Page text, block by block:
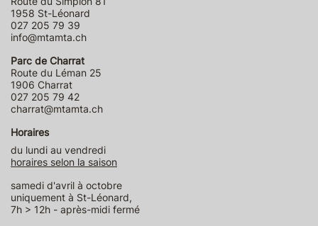
1958 St-Léonard
027 205 79 39
info@mtamta.ch
Parc de Charrat
Route du Léman 25
1906 Charrat
027 205 79 42
charrat@mtamta.ch
Horaires
du lundi au vendredi
horaires selon la saison
samedi d'avril à octobre
uniquement à St-Léonard,
7h > 12h - après-midi fermé